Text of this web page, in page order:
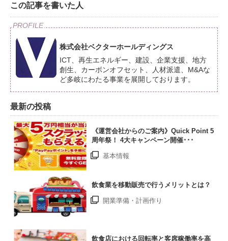
この記事を書いた人
株式会社ベクターホールディングス
ICT、再生エネルギー、建設、企業支援、地方
創生、カーボンオフセット、人材派遣、M&Aな
ど多岐にわたる事業を展開しております。
最新の投稿
《運営会社からのご案内》Quick Point 5
周年祭！ 4大キャンペーン開催･･･
基本情報
飲食業を移動販売で行うメリットとは？
開業準備・計画作り
飲食店における回転率と客席稼働率を高